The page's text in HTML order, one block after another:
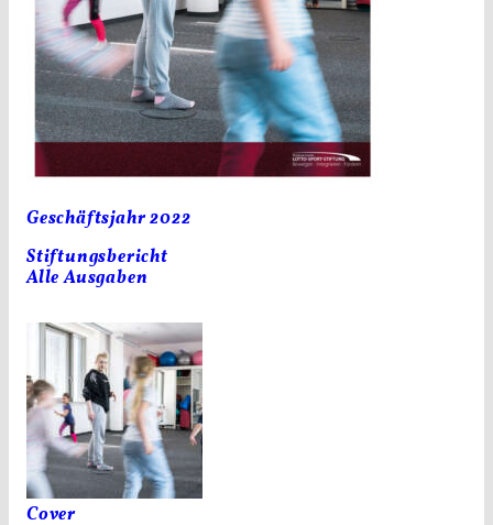
Geschäftsjahr 2022
Stiftungsbericht
Alle Ausgaben
Cover